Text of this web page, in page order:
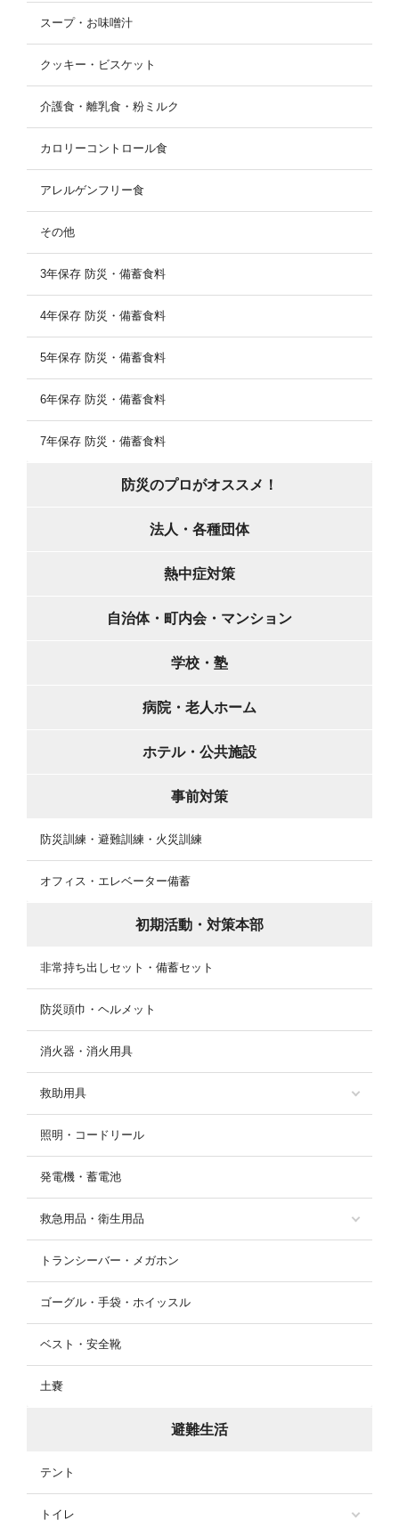
スープ・お味噌汁
クッキー・ビスケット
介護食・離乳食・粉ミルク
カロリーコントロール食
アレルゲンフリー食
その他
3年保存 防災・備蓄食料
4年保存 防災・備蓄食料
5年保存 防災・備蓄食料
6年保存 防災・備蓄食料
7年保存 防災・備蓄食料
防災のプロがオススメ！
法人・各種団体
熱中症対策
自治体・町内会・マンション
学校・塾
病院・老人ホーム
ホテル・公共施設
事前対策
防災訓練・避難訓練・火災訓練
オフィス・エレベーター備蓄
初期活動・対策本部
非常持ち出しセット・備蓄セット
防災頭巾・ヘルメット
消火器・消火用具
救助用具
照明・コードリール
発電機・蓄電池
救急用品・衛生用品
トランシーバー・メガホン
ゴーグル・手袋・ホイッスル
ベスト・安全靴
土嚢
避難生活
テント
トイレ